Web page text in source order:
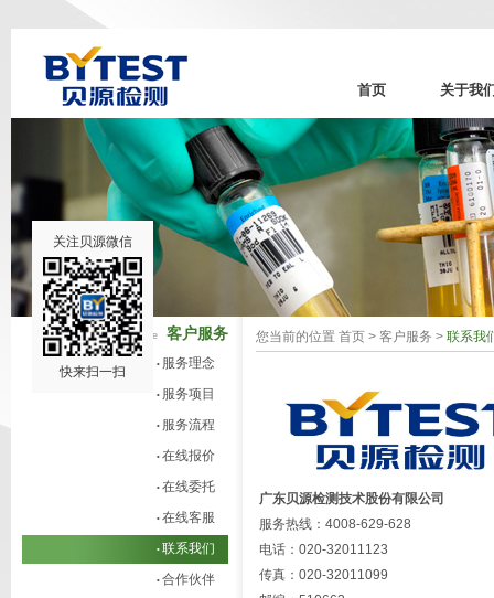
首页 关于我
Customer service 客户服务
• 服务理念
• 服务项目
• 服务流程
• 在线报价
• 在线委托
• 在线客服
• 联系我们
• 合作伙伴
您当前的位置 首页 > 客户服务 > 联系我
广东贝源检测技术股份有限公司
服务热线：4008-629-628
电话：020-32011123
传真：020-32011099
关注贝源微信
快来扫一扫